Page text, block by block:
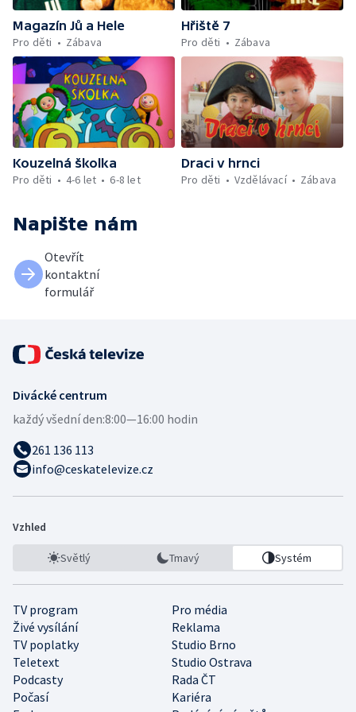
Magazín Jů a Hele
Pro děti
Zábava
Hřiště 7
Pro děti
Zábava
Kouzelná školka
Pro děti
4-6 let 6-8 let
Draci v hrnci
Pro děti
Vzdělávací Zábava
Napište nám
Otevřít
kontaktní
formulář
Divácké centrum
každý všední den:8:00—16:00 hodin
261 136 113
info@ceskatelevize.cz
Vzhled
Světlý Tmavý Systém
TV program
Pro média
Živé vysílání
Reklama
TV poplatky
Studio Brno
Teletext
Studio Ostrava
Podcasty
Rada ČT
Počasí
Kariéra